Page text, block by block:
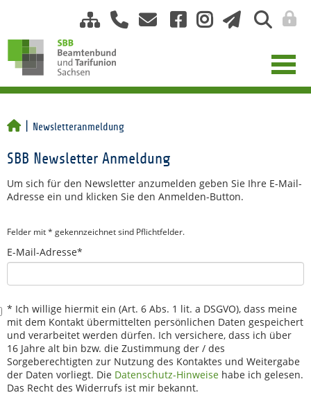
Newsletteranmeldung
SBB Newsletter Anmeldung
Um sich für den Newsletter anzumelden geben Sie Ihre E-Mail-
Adresse ein und klicken Sie den Anmelden-Button.
Felder mit * gekennzeichnet sind Pflichtfelder.
E-Mail-Adresse*
* Ich willige hiermit ein (Art. 6 Abs. 1 lit. a DSGVO), dass meine
mit dem Kontakt übermittelten persönlichen Daten gespeichert
und verarbeitet werden dürfen. Ich versichere, dass ich über
16 Jahre alt bin bzw. die Zustimmung der / des
Sorgeberechtigten zur Nutzung des Kontaktes und Weitergabe
der Daten vorliegt. Die Datenschutz-Hinweise habe ich gelesen.
Das Recht des Widerrufs ist mir bekannt.